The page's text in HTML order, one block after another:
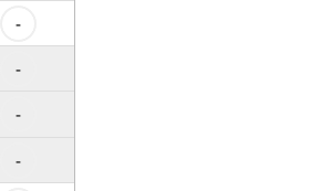
-
-
-
-